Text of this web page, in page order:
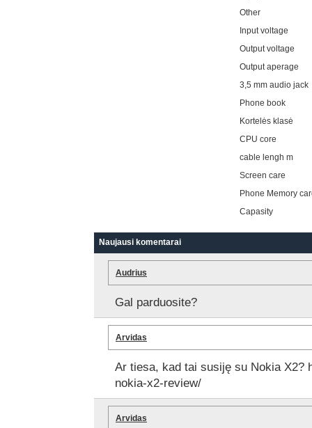
Other
Input voltage
Output voltage
Output aperage
3,5 mm audio jack
Phone book
Kortelės klasė
CPU core
cable lengh m
Screen care
Phone Memory
Capasity
Naujausi komentarai
Audrius
Gal parduosite?
Arvidas
Ar tiesa, kad tai susiję su Nokia X2?
nokia-x2-review/
Arvidas